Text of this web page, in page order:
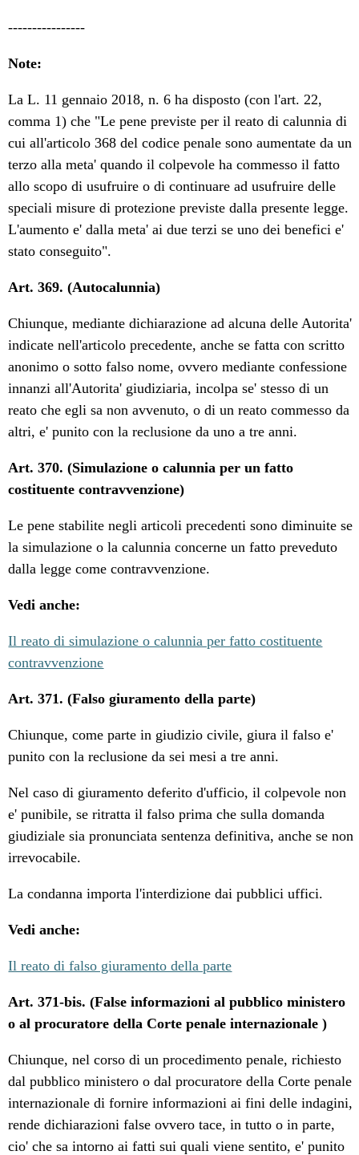
----------------
Note:
La L. 11 gennaio 2018, n. 6 ha disposto (con l'art. 22,
comma 1) che "Le pene previste per il reato di calunnia di
cui all'articolo 368 del codice penale sono aumentate da un
terzo alla meta' quando il colpevole ha commesso il fatto
allo scopo di usufruire o di continuare ad usufruire delle
speciali misure di protezione previste dalla presente legge.
L'aumento e' dalla meta' ai due terzi se uno dei benefici e'
stato conseguito".
Art. 369. (Autocalunnia)
Chiunque, mediante dichiarazione ad alcuna delle Autorita'
indicate nell'articolo precedente, anche se fatta con scritto
anonimo o sotto falso nome, ovvero mediante confessione
innanzi all'Autorita' giudiziaria, incolpa se' stesso di un
reato che egli sa non avvenuto, o di un reato commesso da
altri, e' punito con la reclusione da uno a tre anni.
Art. 370. (Simulazione o calunnia per un fatto
costituente contravvenzione)
Le pene stabilite negli articoli precedenti sono diminuite se
la simulazione o la calunnia concerne un fatto preveduto
dalla legge come contravvenzione.
Vedi anche:
Il reato di simulazione o calunnia per fatto costituente
contravvenzione
Art. 371. (Falso giuramento della parte)
Chiunque, come parte in giudizio civile, giura il falso e'
punito con la reclusione da sei mesi a tre anni.
Nel caso di giuramento deferito d'ufficio, il colpevole non
e' punibile, se ritratta il falso prima che sulla domanda
giudiziale sia pronunciata sentenza definitiva, anche se non
irrevocabile.
La condanna importa l'interdizione dai pubblici uffici.
Vedi anche:
Il reato di falso giuramento della parte
Art. 371-bis. (False informazioni al pubblico ministero
o al procuratore della Corte penale internazionale )
Chiunque, nel corso di un procedimento penale, richiesto
dal pubblico ministero o dal procuratore della Corte penale
internazionale di fornire informazioni ai fini delle indagini,
rende dichiarazioni false ovvero tace, in tutto o in parte,
cio' che sa intorno ai fatti sui quali viene sentito, e' punito